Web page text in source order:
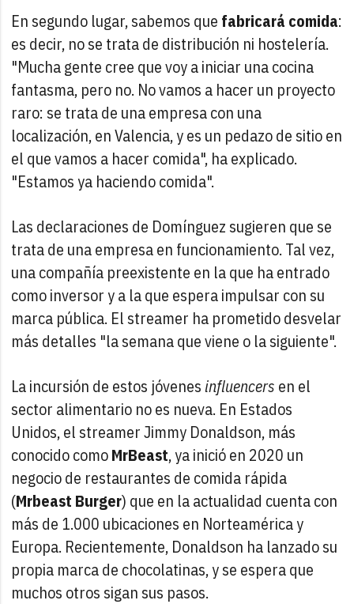
En segundo lugar, sabemos que fabricará comida:
es decir, no se trata de distribución ni hostelería.
"Mucha gente cree que voy a iniciar una cocina
fantasma, pero no. No vamos a hacer un proyecto
raro: se trata de una empresa con una
localización, en Valencia, y es un pedazo de sitio en
el que vamos a hacer comida", ha explicado.
"Estamos ya haciendo comida".
Las declaraciones de Domínguez sugieren que se
trata de una empresa en funcionamiento. Tal vez,
una compañía preexistente en la que ha entrado
como inversor y a la que espera impulsar con su
marca pública. El streamer ha prometido desvelar
más detalles "la semana que viene o la siguiente".
La incursión de estos jóvenesinfluencers en el
sector alimentario no es nueva. En Estados
Unidos, el streamer Jimmy Donaldson, más
conocido comoMrBeast, ya inició en 2020 un
negocio de restaurantes de comida rápida
(Mrbeast Burger) que en la actualidad cuenta con
más de 1.000 ubicaciones en Norteamérica y
Europa. Recientemente, Donaldson ha lanzado su
propia marca de chocolatinas, y se espera que
muchos otros sigan sus pasos.